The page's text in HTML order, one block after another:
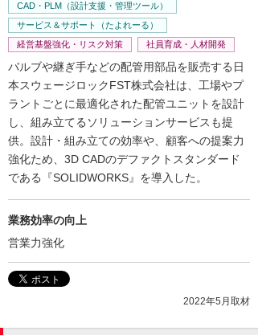
CAD・PLM（設計支援・管理ツール）
サービス＆サポート（たよれーる）
経営基盤強化・リスク対策
社員育成・人材開発
バルブや継ぎ手などの配管用部品を販売する日
本スウェージロックFST株式会社は、工場やプ
ラントごとに最適化された配管ユニットを設計
し、組み立てるソリューションサービスも提
供。設計・組み立ての効率や、顧客への提案力
強化ため、3D CADのデファクトスタンダード
である『SOLIDWORKS』を導入した。
業務効率の向上
営業力強化
2022年5月取材